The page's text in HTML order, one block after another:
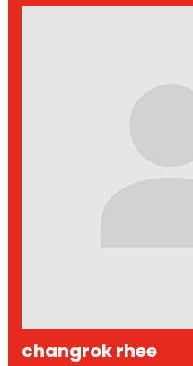
changrok rhee